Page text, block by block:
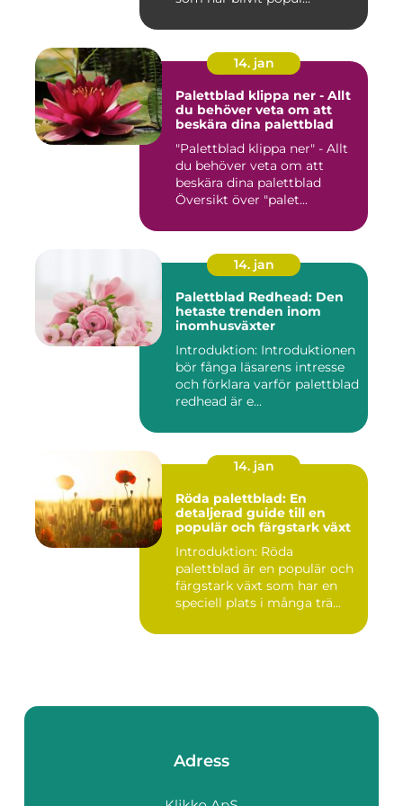
14. jan
Palettblad klippa ner - Allt
du behöver veta om att
beskära dina palettblad
"Palettblad klippa ner" - Allt
du behöver veta om att
beskära dina palettblad
Översikt över "palet...
14. jan
Palettblad Redhead: Den
hetaste trenden inom
inomhusväxter
Introduktion: Introduktionen
bör fånga läsarens intresse
och förklara varför palettblad
redhead är e...
14. jan
Röda palettblad: En
detaljerad guide till en
populär och färgstark växt
Introduktion: Röda
palettblad är en populär och
färgstark växt som har en
speciell plats i många trä...
Adress